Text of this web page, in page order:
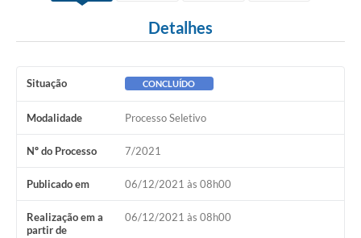
Detalhes
Situação CONCLUÍDO
Modalidade Processo Seletivo
Nº do Processo 7/2021
Publicado em 06/12/2021 às 08h00
Realização em a
partir de
06/12/2021 às 08h00